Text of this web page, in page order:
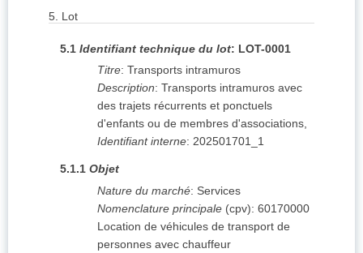
5. Lot
5.1 Identifiant technique du lot: LOT-0001
Titre: Transports intramuros
Description: Transports intramuros avec
des trajets récurrents et ponctuels
d'enfants ou de membres d'associations,
Identifiant interne: 202501701_1
5.1.1 Objet
Nature du marché: Services
Nomenclature principale (cpv): 60170000
Location de véhicules de transport de
personnes avec chauffeur